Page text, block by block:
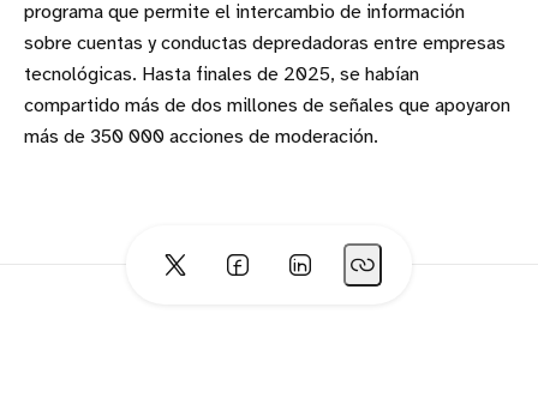
programa que permite el intercambio de información
sobre cuentas y conductas depredadoras entre empresas
tecnológicas. Hasta finales de 2025, se habían
compartido más de dos millones de señales que apoyaron
más de 350 000 acciones de moderación.